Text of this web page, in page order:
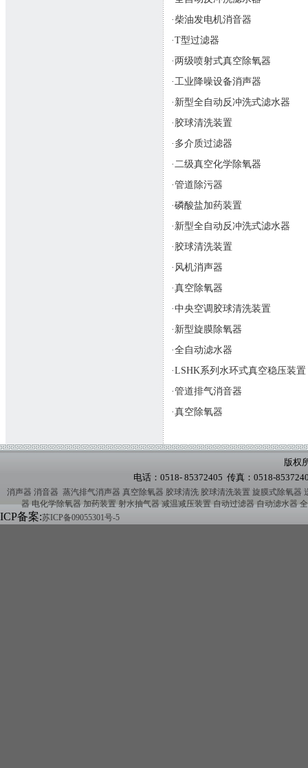
·柴油发电机消音器
·T型过滤器
·两级喷射式真空除氧器
·工业降噪设备消声器
·新型全自动反冲洗式滤水器
·胶球清洗装置
·多介质过滤器
·二级真空化学除氧器
·管道除污器
·磷酸盐加药装置
·新型全自动反冲洗式滤水器
·胶球清洗装置
·风机消声器
·真空除氧器
·中央空调胶球清洗装置
·新型旋膜除氧器
·全自动滤水器
·LSHK系列水环式真空稳压装置
·管道排气消音器
·真空除氧器
版权
电话：0518- 85372405 传真：0518-
消声器 消音器 蒸汽排气消声器 真空除氧器 胶球清洗 胶球清洗装置 旋膜式除氧器
器 电化学除氧器 加药装置 射水抽气器 减温减压装置 自动过滤器 自动滤水器
ICP备案:苏ICP备09055301号-5